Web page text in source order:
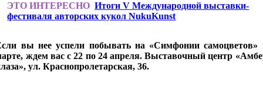
ЭТО ИНТЕРЕСНО Итоги V Международной выставки-
фестиваля авторских кукол NukuKunst
вы нее успели побывать на «Симфонии самоцветов»
ждем вас с 22 по 24 апреля. Выставочный центр
ул. Краснопролетарская, 36.